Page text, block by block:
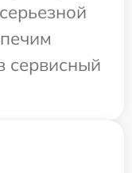
сервисный